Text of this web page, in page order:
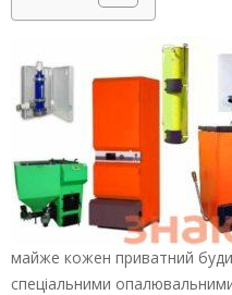
майже кожен приватний
спеціальними